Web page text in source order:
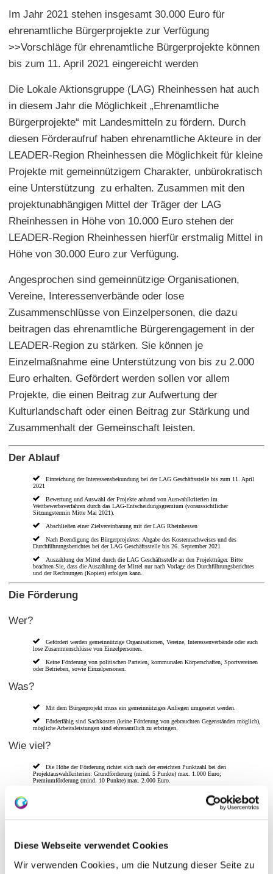
Diese Webseite verwendet Cookies
Wir verwenden Cookies, um die Nutzung dieser Seite zu
Im Jahr 2021 stehen insgesamt 30.000 Euro für
ehrenamtliche Bürgerprojekte zur Verfügung
>>Vorschläge für ehrenamtliche Bürgerprojekte können
bis zum 11. April 2021 eingereicht werden
Die Lokale Aktionsgruppe (LAG) Rheinhessen hat auch
in diesem Jahr die Möglichkeit „Ehrenamtliche
Bürgerprojekte“ mit Landesmitteln zu fördern. Durch
diesen Förderaufruf haben ehrenamtliche Akteure in der
LEADER-Region Rheinhessen die Möglichkeit für kleine
Projekte mit gemeinnützigem Charakter, unbürokratisch
eine Unterstützung zu erhalten. Zusammen mit den
projektunabhängigen Mittel der Träger der LAG
Rheinhessen in Höhe von 10.000 Euro stehen der
LEADER-Region Rheinhessen hierfür erstmalig Mittel in
Höhe von 30.000 Euro zur Verfügung.
Angesprochen sind gemeinnützige Organisationen,
Vereine, Interessenverbände oder lose
Zusammenschlüsse von Einzelpersonen, die dazu
beitragen das ehrenamtliche Bürgerengagement in der
LEADER-Region zu stärken. Sie können je
Einzelmaßnahme eine Unterstützung von bis zu 2.000
Euro erhalten. Gefördert werden sollen vor allem
Projekte, die einen Beitrag zur Aufwertung der
Kulturlandschaft oder einen Beitrag zur Stärkung und
Zusammenhalt der Gemeinschaft leisten.
Der Ablauf
Einreichung der Interessensbekundung bei der LAG Geschäftsstelle bis zum 11. April
2021
Bewertung und Auswahl der Projekte anhand von Auswahlkriterien im
Wettbewerbsverfahren durch das LAG-Entscheidungsgremium (voraussichtlicher
Sitzungstermin Mitte Mai 2021).
Abschließen einer Zielvereinbarung mit der LAG Rheinhessen
Nach Beendigung des Bürgerprojektes: Abgabe des Kostennachweises und des
Durchführungsberichtes bei der LAG Geschäftsstelle bis 26. September 2021
Auszahlung der Mittel durch die LAG Geschäftsstelle an den Projektträger. Bitte
beachten Sie, dass die Auszahlung der Mittel nur nach Vorlage des Durchführungsberichtes
und der Rechnungen (Kopien) erfolgen kann.
Die Förderung
Wer?
Gefördert werden gemeinnützige Organisationen, Vereine, Interessenverbände oder auch
lose Zusammenschlüsse von Einzelpersonen.
Keine Förderung von politischen Parteien, kommunalen Körperschaften, Sportvereinen
oder Betrieben, sowie Einzelpersonen.
Was?
Mit dem Bürgerprojekt muss ein gemeinnütziges Anliegen umgesetzt werden.
Förderfähig sind Sachkosten (keine Förderung von gebrauchten Gegenständen möglich),
mögliche Arbeitsleistungen sind ehrenamtlich zu erbringen.
Wie viel?
Die Höhe der Förderung richtet sich nach der erreichten Punktzahl bei den
Projektauswahlkriterien: Grundförderung (mind. 5 Punkte) max. 1.000 Euro;
Premiumförderung (mind. 10 Punkte) max. 2.000 Euro.
Es handelt sich um eine Festbetragsförderung. Die Höhe der Förderung darf die Höhe der
Die Auswahlkriterien